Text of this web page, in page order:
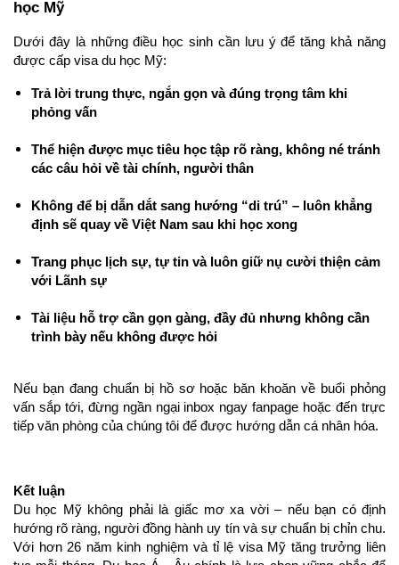
học Mỹ
Dưới đây là những điều học sinh cần lưu ý để tăng khả năng
được cấp visa du học Mỹ:
Trả lời trung thực, ngắn gọn và đúng trọng tâm khi
phỏng vấn
Thể hiện được mục tiêu học tập rõ ràng, không né tránh
các câu hỏi về tài chính, người thân
Không để bị dẫn dắt sang hướng “di trú” – luôn khẳng
định sẽ quay về Việt Nam sau khi học xong
Trang phục lịch sự, tự tin và luôn giữ nụ cười thiện cảm
với Lãnh sự
Tài liệu hỗ trợ cần gọn gàng, đầy đủ nhưng không cần
trình bày nếu không được hỏi
Nếu bạn đang chuẩn bị hồ sơ hoặc băn khoăn về buổi phỏng
vấn sắp tới, đừng ngần ngại inbox ngay fanpage hoặc đến trực
tiếp văn phòng của chúng tôi để được hướng dẫn cá nhân hóa.
Kết luận
Du học Mỹ không phải là giấc mơ xa vời – nếu bạn có định
hướng rõ ràng, người đồng hành uy tín và sự chuẩn bị chỉn chu.
Với hơn 26 năm kinh nghiệm và tỉ lệ visa Mỹ tăng trưởng liên